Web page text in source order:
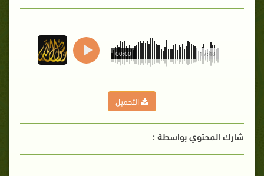
17:48
00:00
التحميل
شارك المحتوي بواسطة :